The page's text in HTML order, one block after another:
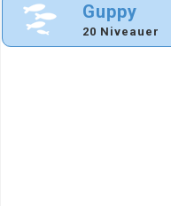
Guppy
20 Niveauer